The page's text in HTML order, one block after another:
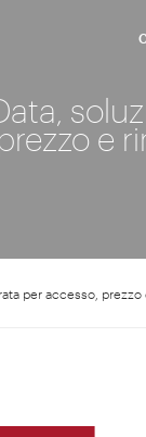
e
per accesso,